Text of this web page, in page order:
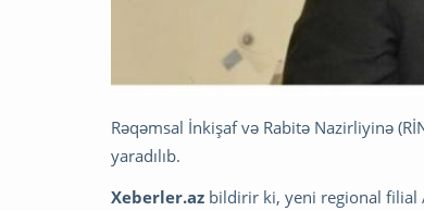
Rəqəmsal İnkişaf və Rabitə Nazirliyinə
yaradılıb.
Xeberler.az bildirir ki, yeni regional filial